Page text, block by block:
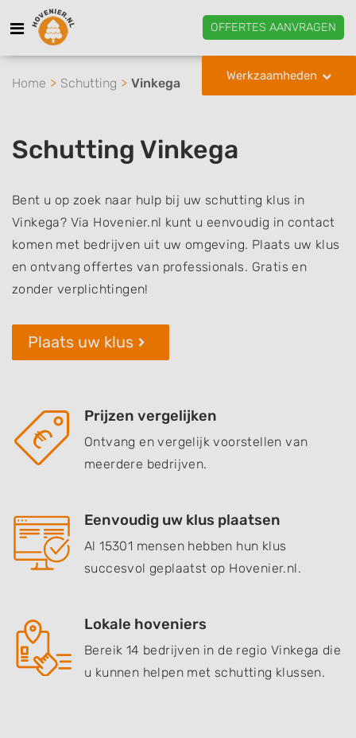
OFFERTES AANVRAGEN
Werkzaamheden
Home Schutting Vinkega
Schutting Vinkega
Bent u op zoek naar hulp bij uw schutting klus in
Vinkega? Via Hovenier.nl kunt u eenvoudig in contact
komen met bedrijven uit uw omgeving. Plaats uw klus
en ontvang offertes van professionals. Gratis en
zonder verplichtingen!
Plaats uw klus
Prijzen vergelijken
Ontvang en vergelijk voorstellen van
meerdere bedrijven.
Eenvoudig uw klus plaatsen
Al 15301 mensen hebben hun klus
succesvol geplaatst op Hovenier.nl.
Lokale hoveniers
Bereik 14 bedrijven in de regio Vinkega die
u kunnen helpen met schutting klussen.